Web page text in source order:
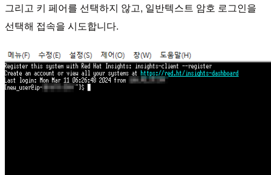
그리고 키 페어를 선택하지 않고, 일반텍스트 암호 로그인을
선택해 접속을 시도합니다.